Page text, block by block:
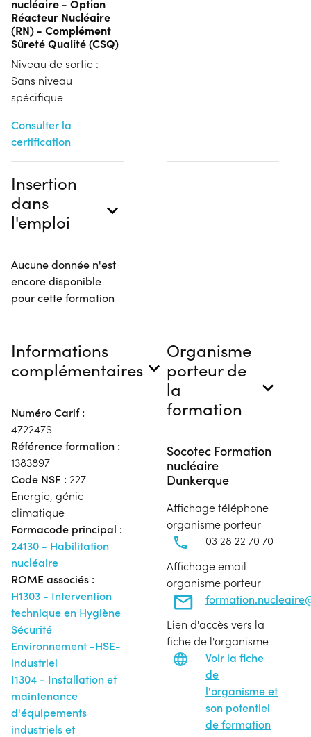
nucléaire - Option
Réacteur Nucléaire
(RN) - Complément
Sûreté Qualité (CSQ)
Niveau de sortie :
Sans niveau
spécifique
Consulter la
certification
Insertion
dans
l'emploi
Aucune donnée n'est
encore disponible
pour cette formation
Informations
complémentaires
Numéro Carif :
472247S
Référence formation :
1383897
Code NSF : 227 -
Energie, génie
climatique
Formacode principal :
24130 - Habilitation
nucléaire
ROME associés :
H1303 - Intervention
technique en Hygiène
Sécurité
Environnement -HSE-
industriel
I1304 - Installation et
maintenance
d'équipements
industriels et
Organisme
porteur de
la
formation
Socotec Formation
nucléaire
Dunkerque
Affichage téléphone
organisme porteur
03 28 22 70 70
Affichage email
organisme porteur
Lien d'accès vers la
fiche de l'organisme
Voir la fiche
de
l'organisme et
son potentiel
de formation